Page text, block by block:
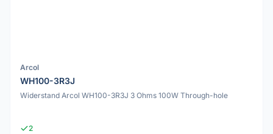
Arcol
WH100-3R3J
Widerstand Arcol WH100-3R3J 3 Ohms 100W Through-hole
2